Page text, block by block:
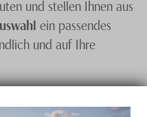
und stellen Ihnen aus
ein passendes
und auf Ihre